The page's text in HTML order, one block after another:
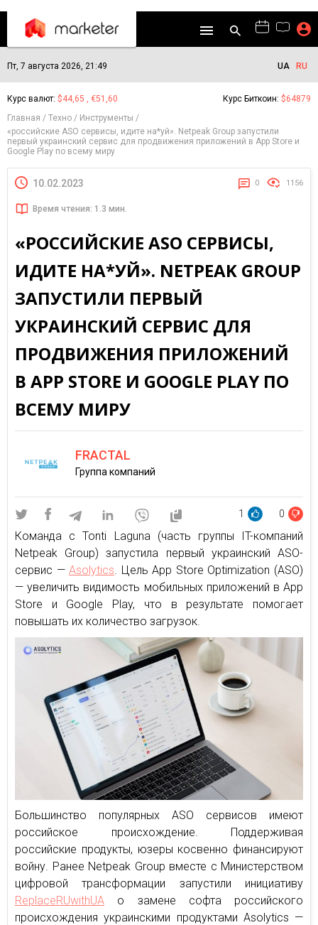
Пт, 7 августа 2026, 21:49 UA RU
Курс валют: $44,65 , €51,60 Курс Биткоин: $64879
Главная
Техно
Инструменты
«российские ASO сервисы, идите на*уй». Netpeak Group запустили
первый украинский сервис для продвижения приложений в App Store и
Google Play по всему миру
10.02.2023 0 1156
Время чтения: 1.3 мин.
«РОССИЙСКИЕ ASO СЕРВИСЫ,
ИДИТЕ НА*УЙ». NETPEAK GROUP
ЗАПУСТИЛИ ПЕРВЫЙ
УКРАИНСКИЙ СЕРВИС ДЛЯ
ПРОДВИЖЕНИЯ ПРИЛОЖЕНИЙ
В APP STORE И GOOGLE PLAY ПО
ВСЕМУ МИРУ
FRACTAL
Группа компаний
1 0
Команда c Tonti Laguna (часть группы IT-компаний
Netpeak Group) запустила первый украинский ASO-
сервис —Asolytics. Цель App Store Optimization (ASO)
— увеличить видимость мобильных приложений в App
Store и Google Play, что в результате помогает
повышать их количество загрузок.
Большинство популярных ASO сервисов имеют
российское происхождение. Поддерживая
российские продукты, юзеры косвенно финансируют
войну. Ранее Netpeak Group вместе с Министерством
цифровой трансформации запустили инициативу
ReplaceRUwithUA о замене софта российского
происхождения украинскими продуктами Asolytics —